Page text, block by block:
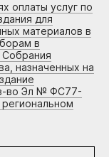
оплаты услуг по
для
материалов в
в
назначенных на
во Эл № ФС77-